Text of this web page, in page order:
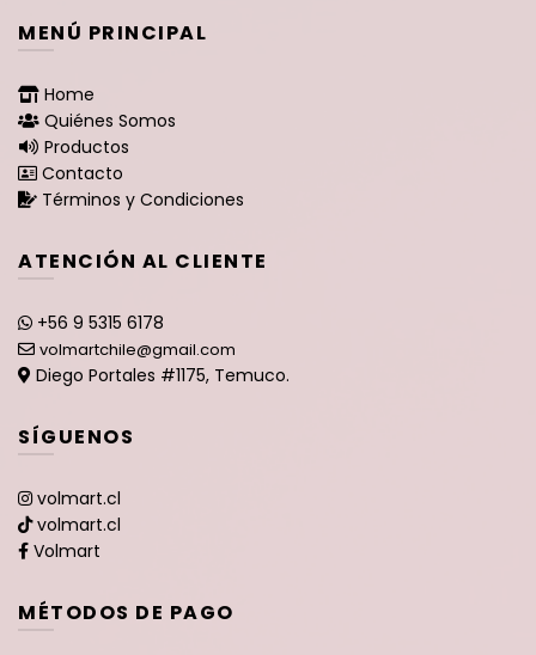
MENÚ PRINCIPAL
Home
Quiénes Somos
Productos
Contacto
Términos y Condiciones
ATENCIÓN AL CLIENTE
+56 9 5315 6178
volmartchile@gmail.com
Diego Portales #1175, Temuco.
SÍGUENOS
volmart.cl
volmart.cl
Volmart
MÉTODOS DE PAGO